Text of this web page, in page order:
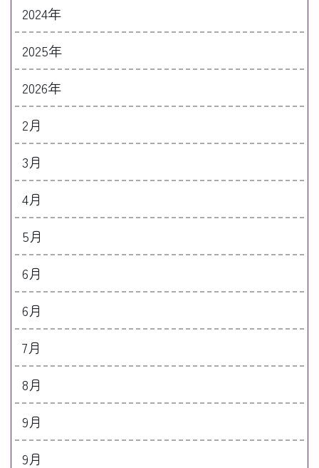
2024年
2025年
2026年
2月
3月
4月
5月
6月
6月
7月
8月
9月
9月